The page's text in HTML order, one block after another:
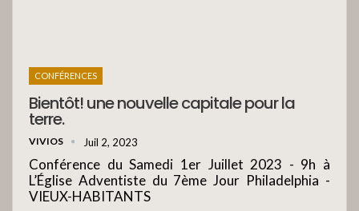
CONFÉRENCES
Bientôt! une nouvelle capitale pour la
terre.
VIVIOS Juil 2, 2023
Conférence du Samedi 1er Juillet 2023 - 9h à
L’Église Adventiste du 7ème Jour Philadelphia -
VIEUX-HABITANTS